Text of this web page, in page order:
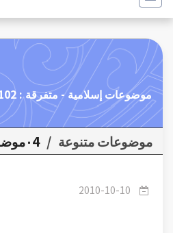
الإيمان وبعد الإيمان
موضوعات متنوعة / ٠4موضوعات متفرقة
2010-10-10